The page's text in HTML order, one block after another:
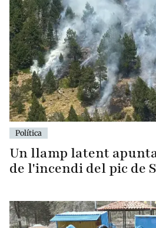
Política
Un llamp latent
de l'incendi del pic de